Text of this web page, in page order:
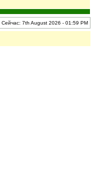
Сейчас: 7th August 2026 - 01:59 PM